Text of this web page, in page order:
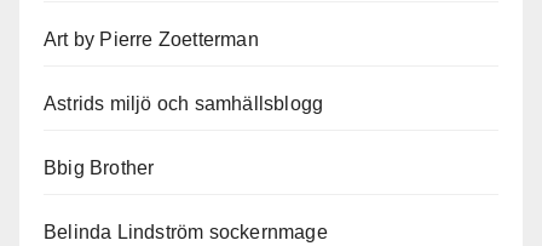
Art by Pierre Zoetterman
Astrids miljö och samhällsblogg
Bbig Brother
Belinda Lindström sockernmage